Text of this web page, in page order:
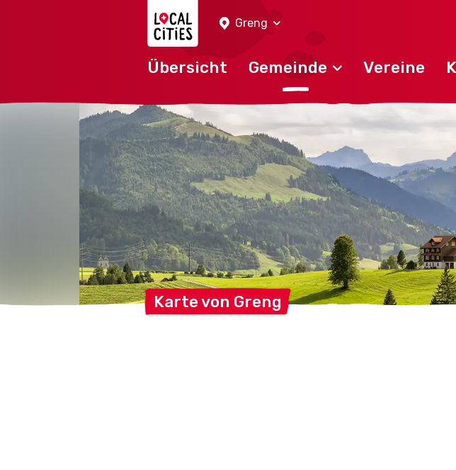
Greng
Übersicht Gemeinde Vereine
Karte von Greng